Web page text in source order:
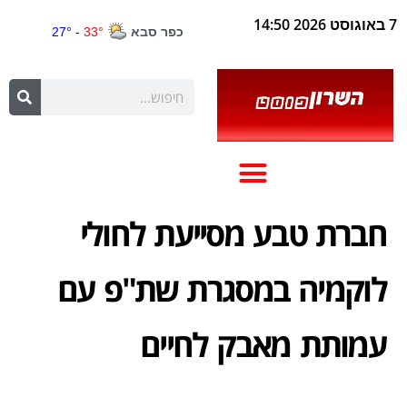
7 באוגוסט 2026 14:50
חברת טבע מסייעת לחולי
לוקמיה במסגרת שת"פ עם
עמותת מאבק לחיים